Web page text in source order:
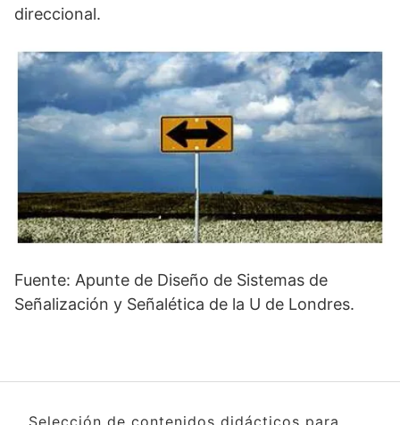
direccional.
Fuente: Apunte de Diseño de Sistemas de
Señalización y Señalética de la U de Londres.
Selección de contenidos didácticos para